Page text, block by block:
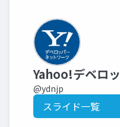
Yahoo!デベロ
@ydnjp
スライド一覧